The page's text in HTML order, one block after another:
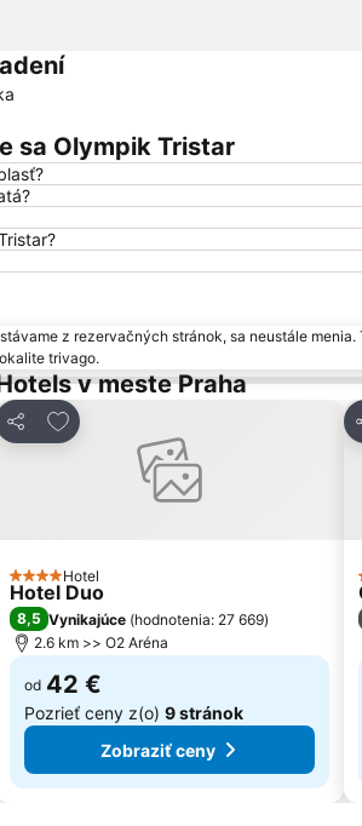
sa Olympik Tristar
z rezervačných stránok, sa neustále
trivago.
v meste Praha
Zdieľať
Pridať do obľúbených
4 Počet hviezdičiek
Hotel
Hotel Duo
8,5 Vynikajúce (hodnotenia: 27 669)
2.6 km >> O2 Aréna
od 42 €
Pozrieť ceny z(o) 9 stránok
Zobraziť ceny